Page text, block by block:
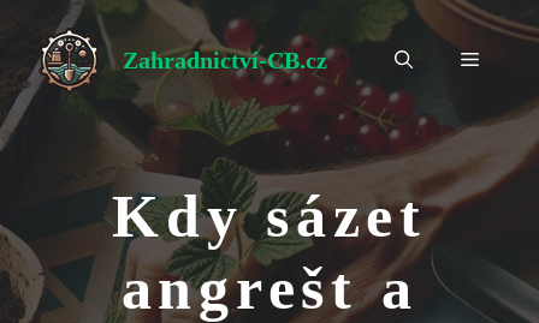
Přeskočit
obsah
Zahradnictví-CB.cz Menu
Kdy sázet
angrešt a